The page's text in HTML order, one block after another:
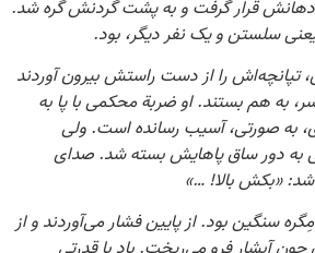
دهانش قرار گرفت و به پشت گردنش گره شد.
سلستن و یک نفر دیگر، بود.
تپانچه‌اش را از دست راستش بیرون آوردند
به هم بستند. او ضربة محکمی با پا به
به صورتی، آسیب رسانده است. ولی
به دور ساق پاهایش بسته شد. صدای
شد: «بکش بالا! …»
سنگین بود. از پایین فشار می‌آوردند و از